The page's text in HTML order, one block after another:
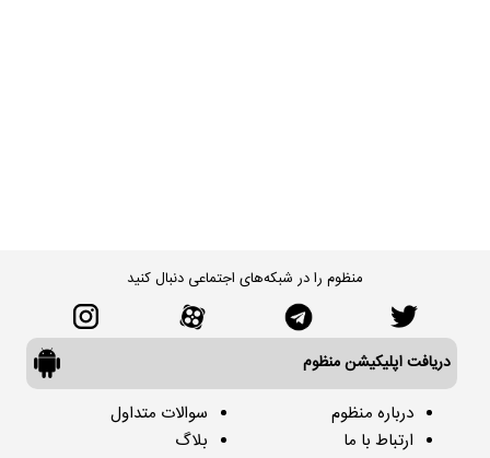
منظوم را در شبکه‌های اجتماعی دنبال کنید
دریافت اپلیکیشن منظوم
درباره منظوم
ارتباط با ما
سوالات متداول
بلاگ